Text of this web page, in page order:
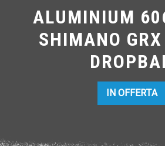
ALUMINIUM
SHIMANO
IN OFFERTA